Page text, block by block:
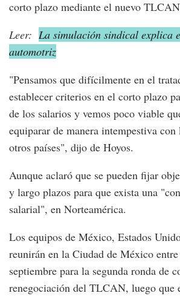
corto plazo mediante el nuevo
Leer: La simulación sindical explica
automotriz
"Pensamos que difícilmente en el
establecer criterios en el corto plazo
de los salarios y vemos poco viable
equiparar de manera intempestiva con
otros países", dijo de Hoyos.
Aunque aclaró que se pueden fijar
y largo plazos para que exista una
salarial", en Norteamérica.
Los equipos de México, Estados
reunirán en la Ciudad de México
septiembre para la segunda ronda de
renegociación del TLCAN, luego que